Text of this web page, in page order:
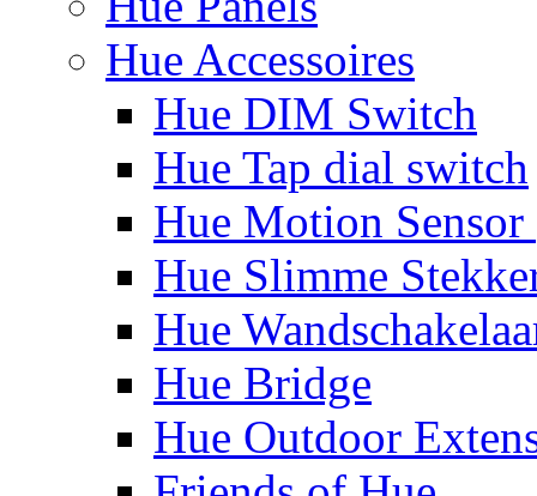
Hue Accessoires
Hue DIM Switch
Hue Tap dial switch
Hue Motion Sensor
Hue Slimme
Hue
Hue Bridge
Hue Outdoor